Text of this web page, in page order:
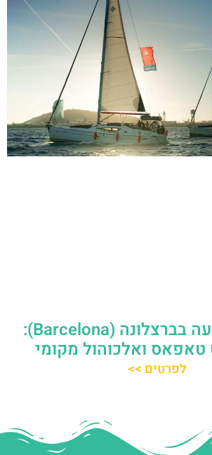
שייט בשקיעה בברצלונה (Barcelona):
טאפאס ואלכוהול מקומי
לפרטים >>